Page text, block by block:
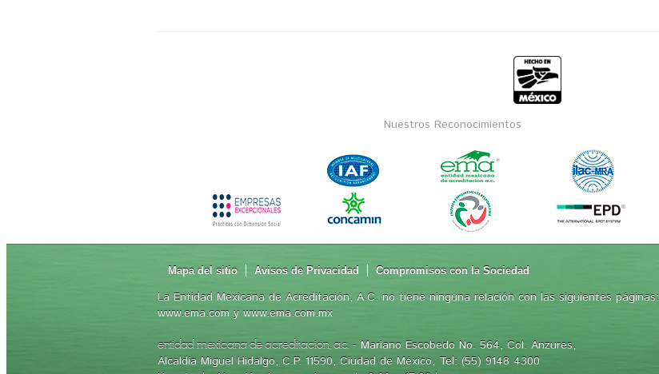
Nuestros Reconocimientos
Mapa del sitio Avisos de Privacidad Compromisos con la Sociedad
La Entidad Mexicana de Acreditación, A.C. no tiene ninguna relación con las siguientes páginas:
www.ema.com y www.ema.com.mx
entidad mexicana de acreditación, a.c. - Mariano Escobedo No. 564, Col. Anzures,
Alcaldía Miguel Hidalgo, C.P. 11590, Ciudad de México, Tel: (55) 9148 4300